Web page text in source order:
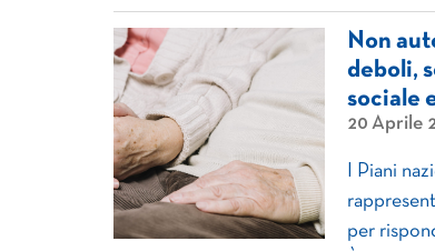
Non
deboli,
sociale
20 Aprile
I Piani
per